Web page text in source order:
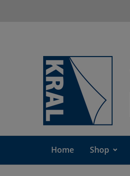
Home Shop